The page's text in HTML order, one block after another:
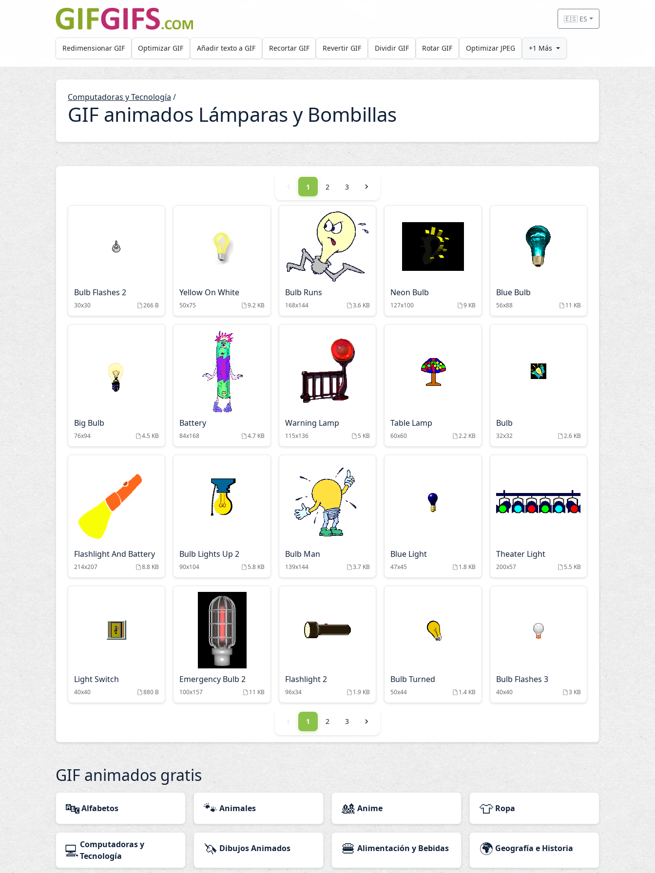
Skip to main content
🇪🇸 ES
Redimensionar GIF Optimizar GIF Añadir texto a GIF Recortar GIF Revertir GIF Dividir GIF Rotar GIF Optimizar JPEG +1 Más
Computadoras y Tecnología /
GIF animados Lámparas y Bombillas
1 2 3
Bulb Flashes 2
30x30 266 B
Yellow On White
50x75 9.2 KB
Bulb Runs
168x144 3.6 KB
Neon Bulb
127x100 9 KB
Blue Bulb
56x88 11 KB
Big Bulb
76x94 4.5 KB
Battery
84x168 4.7 KB
Warning Lamp
115x136 5 KB
Table Lamp
60x60 2.2 KB
Bulb
32x32 2.6 KB
Flashlight And Battery
214x207 8.8 KB
Bulb Lights Up 2
90x104 5.8 KB
Bulb Man
139x144 3.7 KB
Blue Light
47x45 1.8 KB
Theater Light
200x57 5.5 KB
Light Switch
40x40 880 B
Emergency Bulb 2
100x157 11 KB
Flashlight 2
96x34 1.9 KB
Bulb Turned
50x44 1.4 KB
Bulb Flashes 3
40x40 3 KB
1 2 3
GIF animados gratis
🔤Alfabetos 🐾 Animales 🎎 Anime 👕 Ropa
💻 Computadoras y
Tecnología
🦄 Dibujos Animados 🍔 Alimentación y Bebidas 🌍 Geografía e Historia